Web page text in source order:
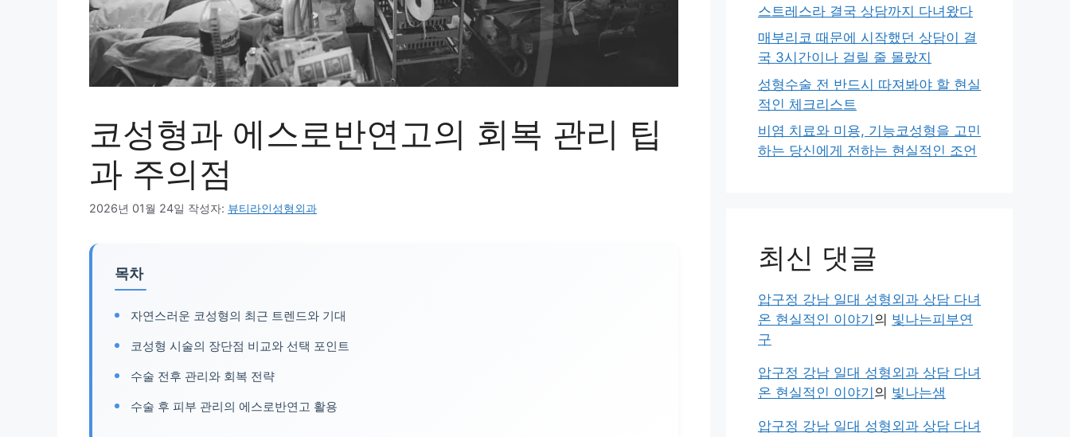
코성형과 에스로반연고의 회복 관리 팁
과 주의점
2026년 01월 24일 작성자: 뷰티라인성형외과
목차
자연스러운 코성형의 최근 트렌드와 기대
코성형 시술의 장단점 비교와 선택 포인트
수술 전후 관리와 회복 전략
수술 후 피부 관리의 에스로반연고 활용
스트레스라 결국 상담까지 다녀왔다
매부리코 때문에 시작했던 상담이 결
국 3시간이나 걸릴 줄 몰랐지
성형수술 전 반드시 따져봐야 할 현실
적인 체크리스트
비염 치료와 미용, 기능코성형을 고민
하는 당신에게 전하는 현실적인 조언
최신 댓글
압구정 강남 일대 성형외과 상담 다녀
온 현실적인 이야기 의 빛나는피부연
구
압구정 강남 일대 성형외과 상담 다녀
온 현실적인 이야기 의 빛나는샘
압구정 강남 일대 성형외과 상담 다녀